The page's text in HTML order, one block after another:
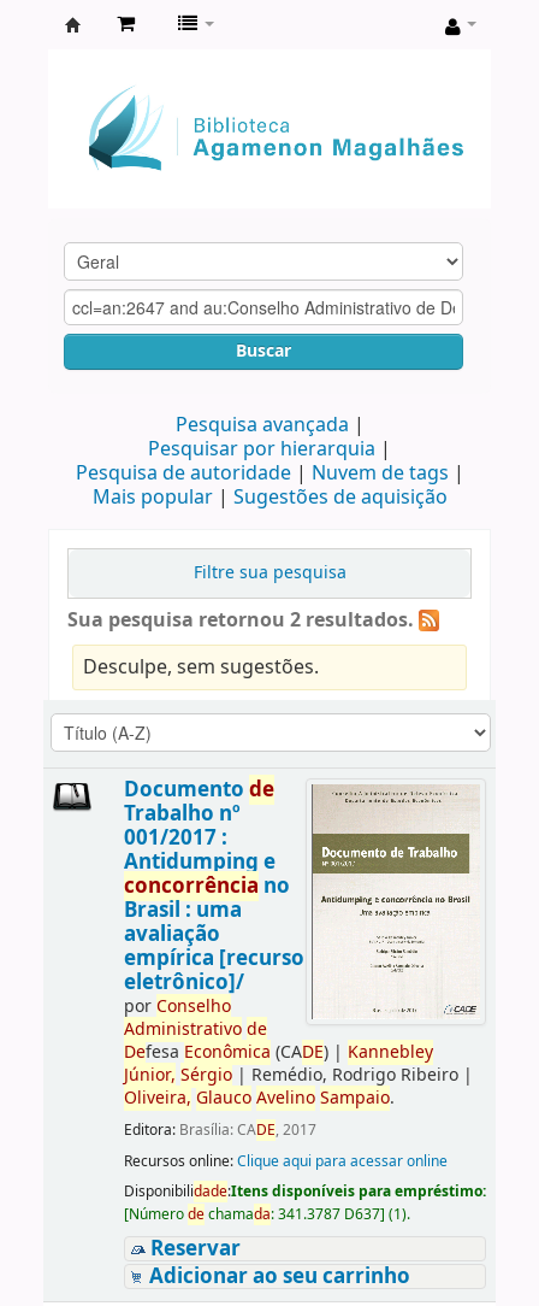
Agamenon
Magalhães
Buscar
Pesquisa avançada
Pesquisar por hierarquia
Pesquisa de autoridade
Nuvem de tags
Mais popular
Sugestões de aquisição
Filtre sua pesquisa
Sua pesquisa retornou 2 resultados.
Desculpe, sem sugestões.
Documento de
Trabalho nº
001/2017 :
Antidumping e
concorrência no
Brasil : uma
avaliação
empírica [recurso
eletrônico]/
porConselho
Administrativo de
Defesa Econômica (CADE)| Kannebley
Júnior, Sérgio| Remédio, Rodrigo Ribeiro|
Oliveira, Glauco Avelino Sampaio.
Editora: Brasília: CADE, 2017
Recursos online:Clique aqui para acessar online
Disponibilidade:Itens disponíveis para empréstimo:
[Númerodechamada:341.3787 D637] (1).
Reservar
Adicionar ao seu carrinho